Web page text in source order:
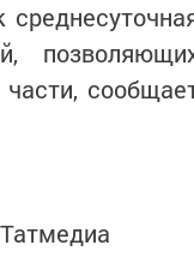
Татмедиа